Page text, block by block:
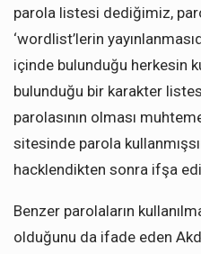
parola listesi dediğimiz,
‘wordlist’lerin
içinde bulunduğu herkesin
bulunduğu bir karakter
parolasının olması
sitesinde parola
hacklendikten sonra ifşa
Benzer parolaların
olduğunu da ifade eden